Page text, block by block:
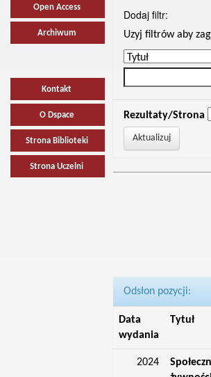
Open Access
Archiwum
Kontakt
O Dspace
Strona Biblioteki
Strona Uczelni
Dodaj filtr:
Uzyj filtrów aby
Rezultaty/Strona
Odsłon pozycji:
Data
wydania
Tytuł
2024